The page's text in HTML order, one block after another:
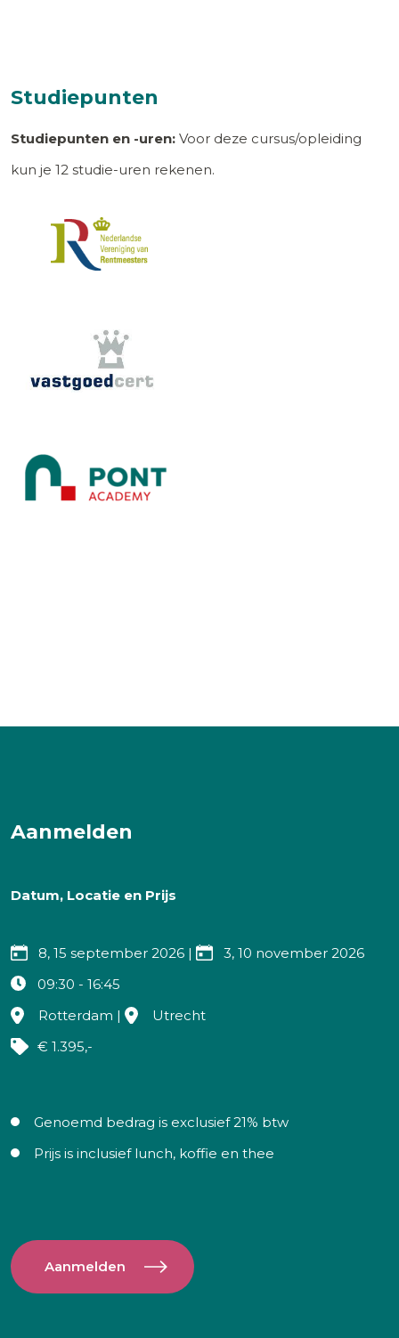
Studiepunten
Studiepunten en -uren: Voor deze cursus/opleiding
kun je 12 studie-uren rekenen.
Aanmelden
Datum, Locatie en Prijs
8, 15 september 2026 |
3, 10 november 2026
09:30 - 16:45
Rotterdam |
Utrecht
€ 1.395,-
Genoemd bedrag is exclusief 21% btw
Prijs is inclusief lunch, koffie en thee
Aanmelden